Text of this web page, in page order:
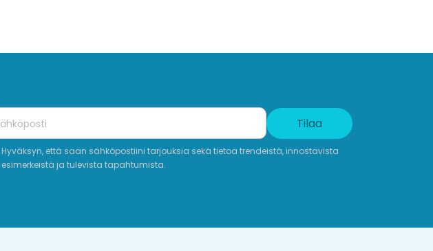
Tilaa
Hyväksyn, että saan sähköpostiini tarjouksia sekä tietoa trendeistä, innostavista
esimerkeistä ja tulevista tapahtumista.